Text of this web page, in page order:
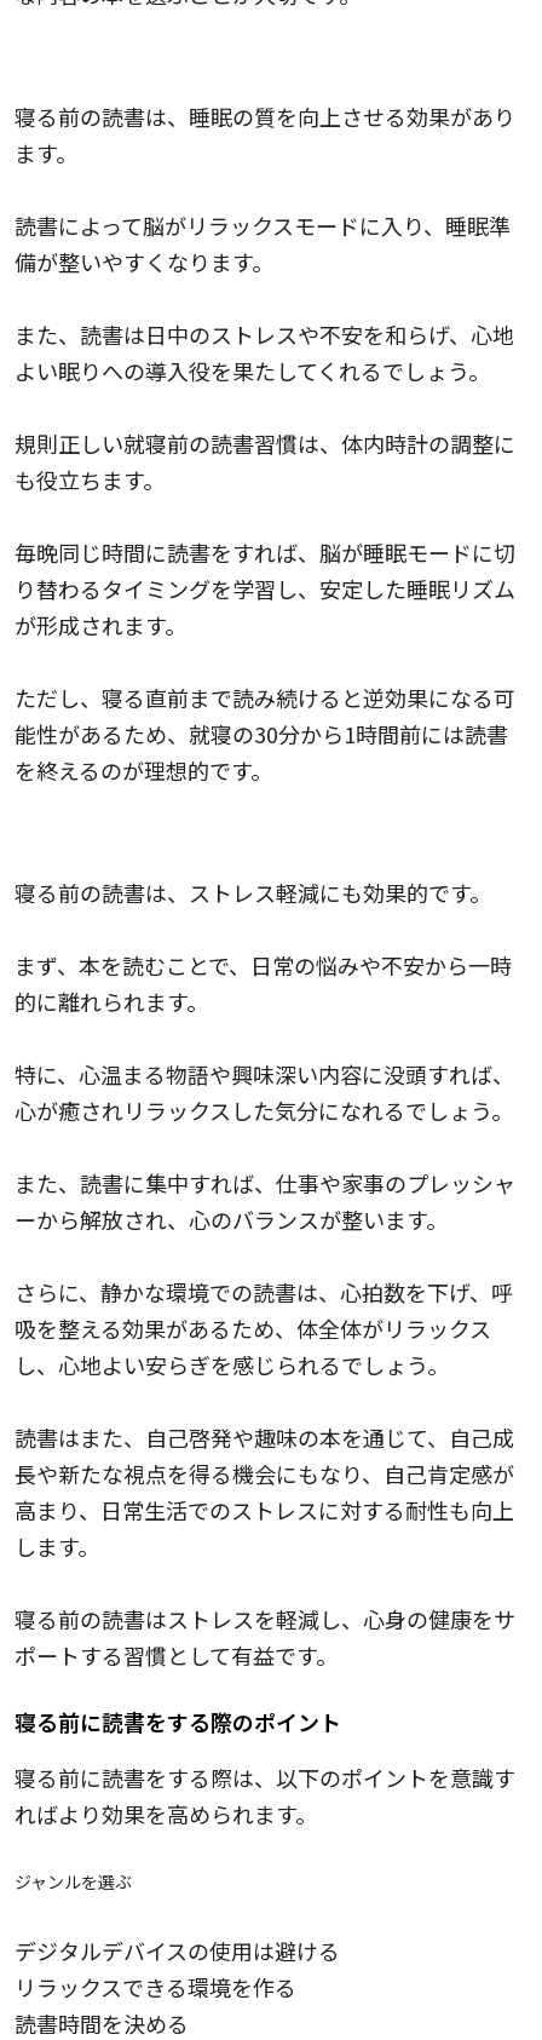
寝る前の読書は、睡眠の質を向上させる効果があり
ます。
読書によって脳がリラックスモードに入り、睡眠準
備が整いやすくなります。
また、読書は日中のストレスや不安を和らげ、心地
よい眠りへの導入役を果たしてくれるでしょう。
規則正しい就寝前の読書習慣は、体内時計の調整に
も役立ちます。
毎晩同じ時間に読書をすれば、脳が睡眠モードに切
り替わるタイミングを学習し、安定した睡眠リズム
が形成されます。
ただし、寝る直前まで読み続けると逆効果になる可
能性があるため、就寝の30分から1時間前には読書
を終えるのが理想的です。
寝る前の読書は、ストレス軽減にも効果的です。
まず、本を読むことで、日常の悩みや不安から一時
的に離れられます。
特に、心温まる物語や興味深い内容に没頭すれば、
心が癒されリラックスした気分になれるでしょう。
また、読書に集中すれば、仕事や家事のプレッシャ
ーから解放され、心のバランスが整います。
さらに、静かな環境での読書は、心拍数を下げ、呼
吸を整える効果があるため、体全体がリラックス
し、心地よい安らぎを感じられるでしょう。
読書はまた、自己啓発や趣味の本を通じて、自己成
長や新たな視点を得る機会にもなり、自己肯定感が
高まり、日常生活でのストレスに対する耐性も向上
します。
寝る前の読書はストレスを軽減し、心身の健康をサ
ポートする習慣として有益です。
寝る前に読書をする際のポイント
寝る前に読書をする際は、以下のポイントを意識す
ればより効果を高められます。
ジャンルを選ぶ
デジタルデバイスの使用は避ける
リラックスできる環境を作る
読書時間を決める